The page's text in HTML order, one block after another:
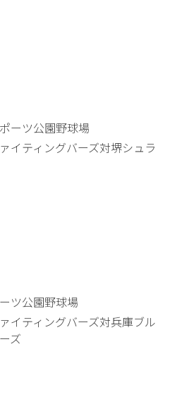
ーツ公園野球場
イティングバーズ対堺シュラ
ツ公園野球場
イティングバーズ対兵庫ブル
ズ